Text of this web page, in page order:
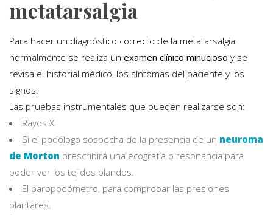
metatarsalgia
Para hacer un diagnóstico correcto de la metatarsalgia
normalmente se realiza un examen clínico minucioso y se
revisa el historial médico, los síntomas del paciente y los
signos.
Las pruebas instrumentales que pueden realizarse son:
Rayos X.
Si el podólogo sospecha de la presencia de un neuroma
de Morton prescribirá una ecografía o resonancia para
poder ver los tejidos blandos.
El baropodómetro, para comprobar las presiones
plantares.